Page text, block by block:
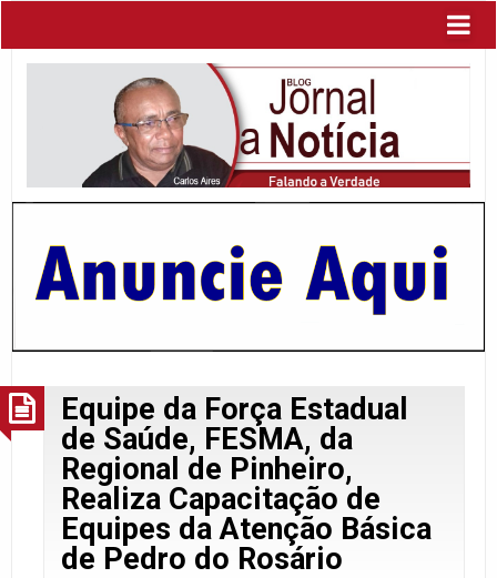
Equipe da Força Estadual
de Saúde, FESMA, da
Regional de Pinheiro,
Realiza Capacitação de
Equipes da Atenção Básica
de Pedro do Rosário